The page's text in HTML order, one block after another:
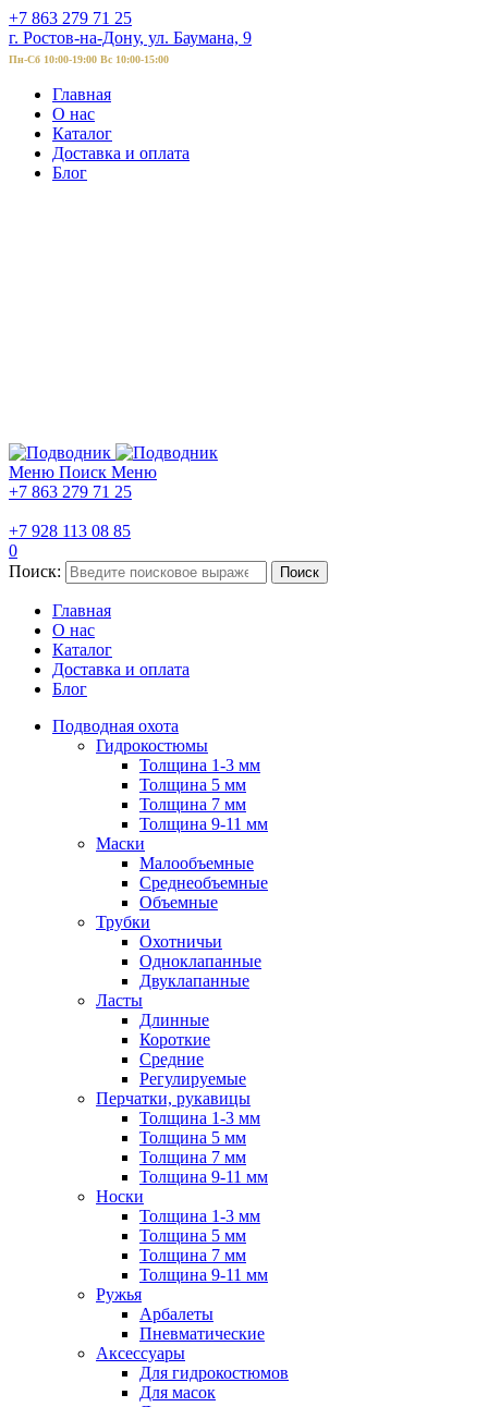
+7 863 279 71 25
г. Ростов-на-Дону, ул. Баумана, 9
Пн-Сб 10:00-19:00 Вс 10:00-15:00
Главная
О нас
Каталог
Доставка и оплата
Блог
Меню Поиск Меню
+7 863 279 71 25
+7 928 113 08 85
0
Поиск:
Поиск
Главная
О нас
Каталог
Доставка и оплата
Блог
Подводная охота
Гидрокостюмы
Толщина 1-3 мм
Толщина 5 мм
Толщина 7 мм
Толщина 9-11 мм
Маски
Малообъемные
Среднеобъемные
Объемные
Трубки
Охотничьи
Одноклапанные
Двуклапанные
Ласты
Длинные
Короткие
Средние
Регулируемые
Перчатки, рукавицы
Толщина 1-3 мм
Толщина 5 мм
Толщина 7 мм
Толщина 9-11 мм
Носки
Толщина 1-3 мм
Толщина 5 мм
Толщина 7 мм
Толщина 9-11 мм
Ружья
Арбалеты
Пневматические
Аксессуары
Для гидрокостюмов
Для масок